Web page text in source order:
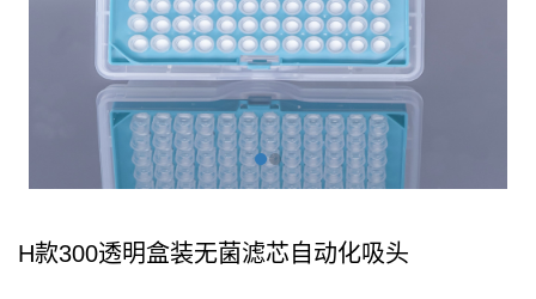
H款300透明盒装无菌滤芯自动化吸头